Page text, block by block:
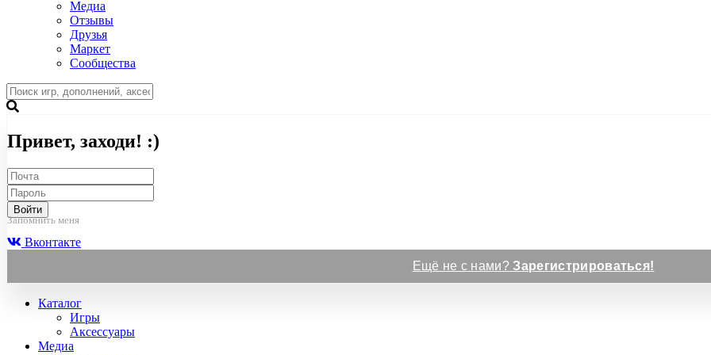
Медиа
Отзывы
Друзья
Маркет
Сообщества
Привет, заходи! :)
Войти
Запомнить меня
Вконтакте
Ещё не с нами?Зарегистрироваться!
Каталог
Игры
Аксессуары
Медиа